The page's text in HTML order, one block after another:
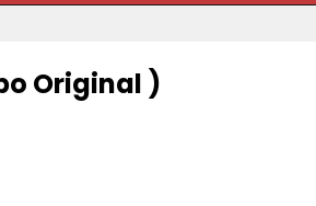
Original )